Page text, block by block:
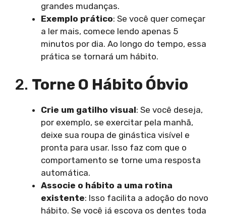
grandes mudanças.
Exemplo prático: Se você quer começar
a ler mais, comece lendo apenas 5
minutos por dia. Ao longo do tempo, essa
prática se tornará um hábito.
2. Torne O Hábito Óbvio
Crie um gatilho visual: Se você deseja,
por exemplo, se exercitar pela manhã,
deixe sua roupa de ginástica visível e
pronta para usar. Isso faz com que o
comportamento se torne uma resposta
automática.
Associe o hábito a uma rotina
existente: Isso facilita a adoção do novo
hábito. Se você já escova os dentes toda